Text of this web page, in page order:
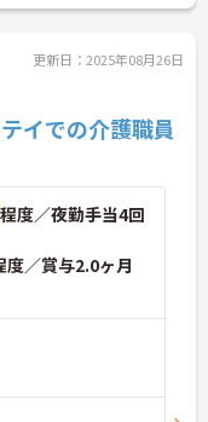
更新日：2025年08月26日
イでの介護職員
程度／夜勤手当4回
度／賞与2.0ヶ月